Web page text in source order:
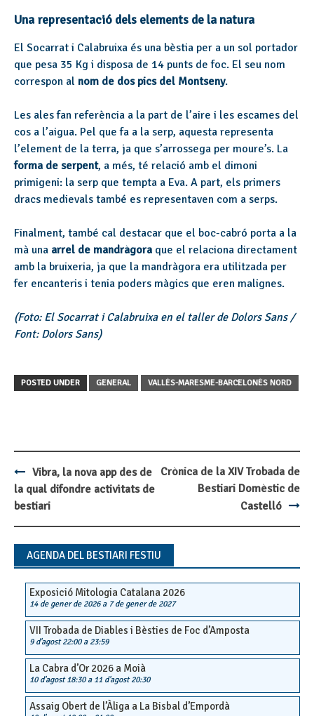
Una representació dels elements de la natura
El Socarrat i Calabruixa és una bèstia per a un sol portador
que pesa 35 Kg i disposa de 14 punts de foc. El seu nom
correspon al nom de dos pics del Montseny.
Les ales fan referència a la part de l’aire i les escames del
cos a l’aigua. Pel que fa a la serp, aquesta representa
l’element de la terra, ja que s’arrossega per moure’s. La
forma de serpent, a més, té relació amb el dimoni
primigeni: la serp que tempta a Eva. A part, els primers
dracs medievals també es representaven com a serps.
Finalment, també cal destacar que el boc-cabró porta a la
mà una arrel de mandràgora que el relaciona directament
amb la bruixeria, ja que la mandràgora era utilitzada per
fer encanteris i tenia poders màgics que eren malignes.
(Foto: El Socarrat i Calabruixa en el taller de Dolors Sans /
Font: Dolors Sans)
POSTED UNDER GENERAL VALLÈS-MARESME-BARCELONÈS NORD
Post
navigation
Vibra, la nova app des de
la qual difondre activitats de
bestiari
Crònica de la XIV Trobada de
Bestiari Domèstic de
Castelló
AGENDA DEL BESTIARI FESTIU
Exposició Mitologia Catalana 2026
14 de gener de 2026a 7 de gener de 2027
VII Trobada de Diables i Bèsties de Foc d’Amposta
9 d'agost 22:00a 23:59
La Cabra d’Or 2026 a Moià
10 d'agost 18:30a 11 d'agost 20:30
Assaig Obert de l’Àliga a La Bisbal d’Empordà